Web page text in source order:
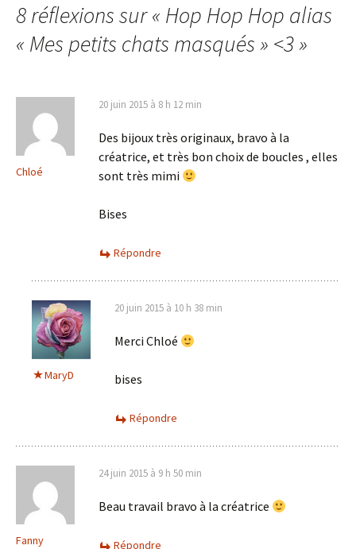
8 réflexions sur « Hop Hop Hop alias
« Mes petits chats masqués » <3»
Chloé
20 juin 2015 à 8 h 12 min
Des bijoux très originaux, bravo à la
créatrice, et très bon choix de boucles , elles
sont très mimi
Bises
Répondre
MaryD
20 juin 2015 à 10 h 38 min
Merci Chloé
bises
Répondre
Fanny
24 juin 2015 à 9 h 50 min
Beau travail bravo à la créatrice
Répondre